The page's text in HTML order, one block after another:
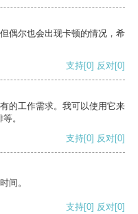
偶尔也会出现卡顿的情况，希
支持[0] 反对[0]
的工作需求。我可以使用它来
。
支持[0] 反对[0]
间。
支持[0] 反对[0]